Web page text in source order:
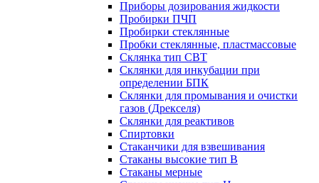
Приборы дозирования жидкости
Пробирки ПЧП
Пробирки стеклянные
Пробки стеклянные, пластмассовые
Склянка тип СВТ
Склянки для инкубации при
определении БПК
Склянки для промывания и очистки
газов (Дрекселя)
Склянки для реактивов
Спиртовки
Стаканчики для взвешивания
Стаканы высокие тип В
Стаканы мерные